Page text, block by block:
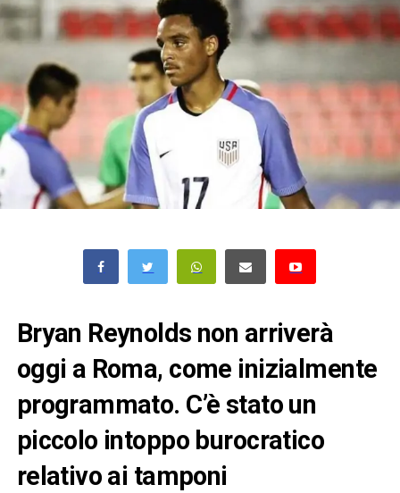
Bryan Reynolds non arriverà
oggi a Roma, come inizialmente
programmato. C’è stato un
piccolo intoppo burocratico
relativo ai tamponi